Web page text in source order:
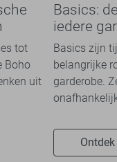
tot
Boho
uit
Basics:
iedere
Basics zijn
belangrijke
garderobe.